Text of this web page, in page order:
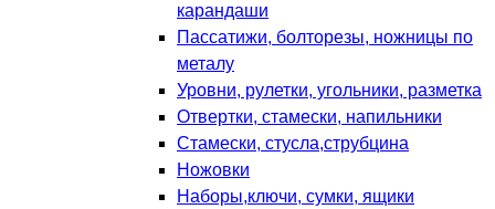
карандаши
Пассатижи, болторезы, ножницы по
металу
Уровни, рулетки, угольники, разметка
Отвертки, стамески, напильники
Стамески, стусла,струбцина
Ножовки
Наборы,ключи, сумки, ящики